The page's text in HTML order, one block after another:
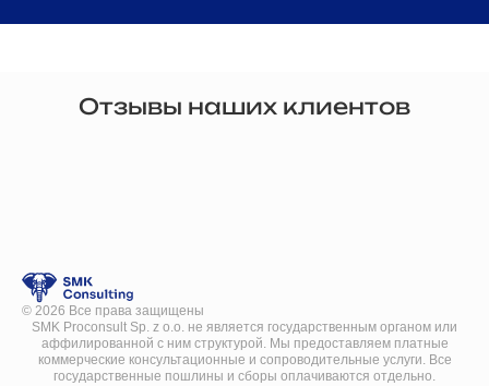
Отзывы наших клиентов
© 2026 Все права защищены
SMK Proconsult Sp. z o.o. не является государственным органом или
аффилированной с ним структурой. Мы предоставляем платные
коммерческие консультационные и сопроводительные услуги. Все
государственные пошлины и сборы оплачиваются отдельно.